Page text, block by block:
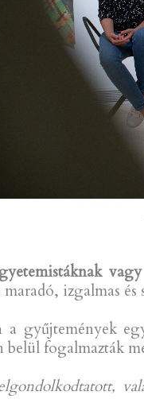
izgalmas
a gyűjtemények
fogalmazták